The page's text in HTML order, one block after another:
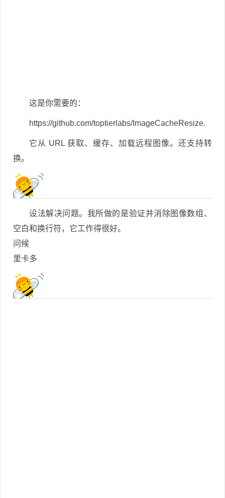
这是你需要的：
https://github.com/toptierlabs/ImageCacheResize.
它从 URL 获取、缓存、加载远程图像。还支持转
换。
设法解决问题。我所做的是验证并消除图像数组、
空白和换行符，它工作得很好。
问候
里卡多